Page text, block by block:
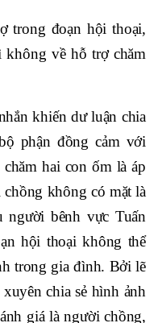
trong đoạn hội thoại,
về hỗ trợ chăm
khiến dư luận chia
phận đồng cảm với
hai con ốm là áp
không có mặt là
người bênh vực Tuấn
hội thoại không thể
trong gia đình. Bởi lẽ
chia sẻ hình ảnh
giá là người chồng,